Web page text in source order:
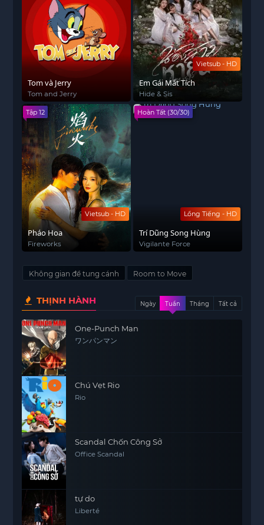
Tom và Jerry
Tom and Jerry
Vietsub - HD
Em Gái Mất Tích
Hide & Sis
Vietsub - HD
Tập 12
Pháo Hoa
Fireworks
Lồng Tiếng - HD
Hoàn Tất (30/30)
Trí Dũng Song Hùng
Vigilante Force
Không gian để tung cánh Room to Move
THỊNH HÀNH Ngày Tuần Tháng Tất cả
One-Punch Man
ワンパンマン
Chú Vẹt Rio
Rio
Scandal Chốn Công Sở
Office Scandal
tự do
Liberté